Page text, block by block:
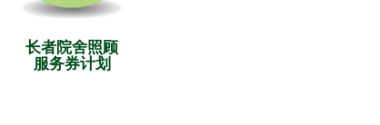
长者院舍照顾
服务券计划